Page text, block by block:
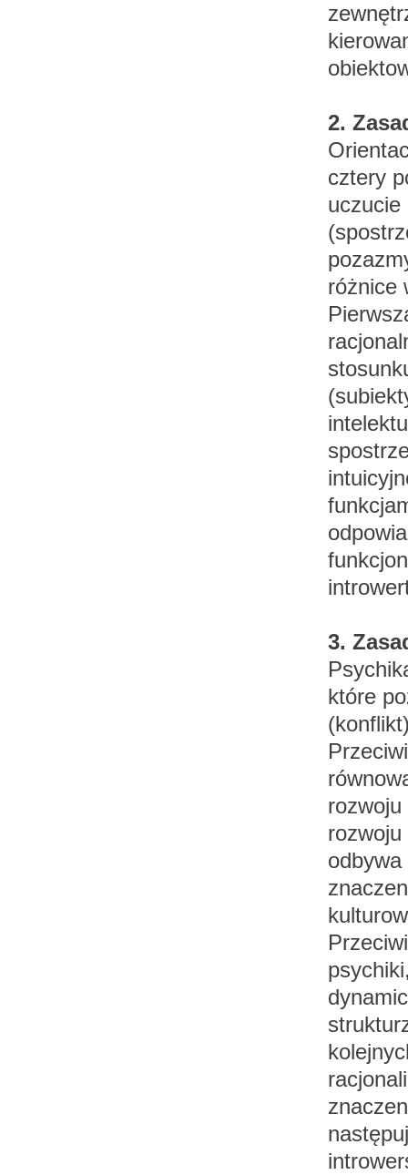
2.
cztery
uczucie
różnice
3.
które